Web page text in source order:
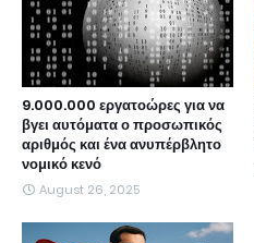
9.000.000 εργατοώρες για να
βγει αυτόματα ο προσωπικός
αριθμός και ένα ανυπέρβλητο
νομικό κενό
August 26, 2025